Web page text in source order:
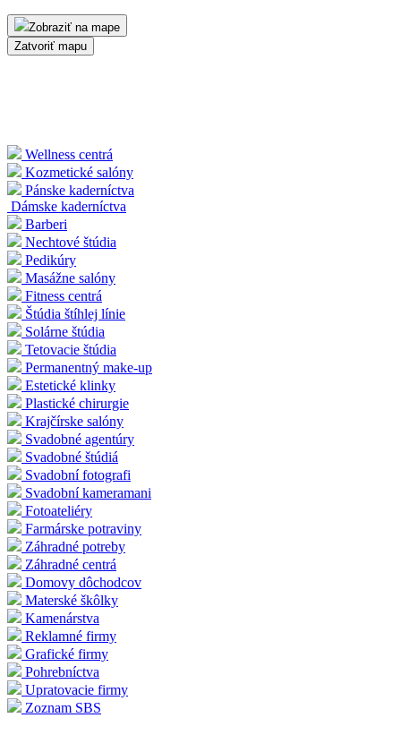
Zobraziť na mape
Zatvoriť mapu
Wellness centrá
Kozmetické salóny
Pánske kaderníctva
Dámske kaderníctva
Barberi
Nechtové štúdia
Pedikúry
Masážne salóny
Fitness centrá
Štúdia štíhlej línie
Solárne štúdia
Tetovacie štúdia
Permanentný make-up
Estetické klinky
Plastické chirurgie
Krajčírske salóny
Svadobné agentúry
Svadobné štúdiá
Svadobní fotografi
Svadobní kameramani
Fotoateliéry
Farmárske potraviny
Záhradné potreby
Záhradné centrá
Domovy dôchodcov
Materské škôlky
Kamenárstva
Reklamné firmy
Grafické firmy
Pohrebníctva
Upratovacie firmy
Zoznam SBS